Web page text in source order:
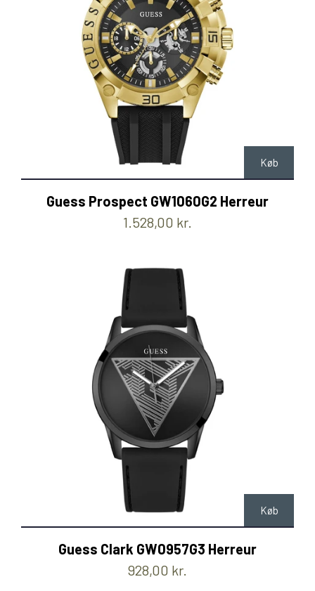
Køb
Guess Prospect GW1060G2 Herreur
1.528,00 kr.
Køb
Guess Clark GW0957G3 Herreur
928,00 kr.